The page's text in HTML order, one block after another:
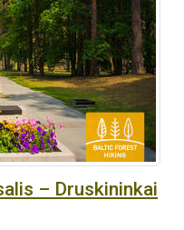
– Druskininkai